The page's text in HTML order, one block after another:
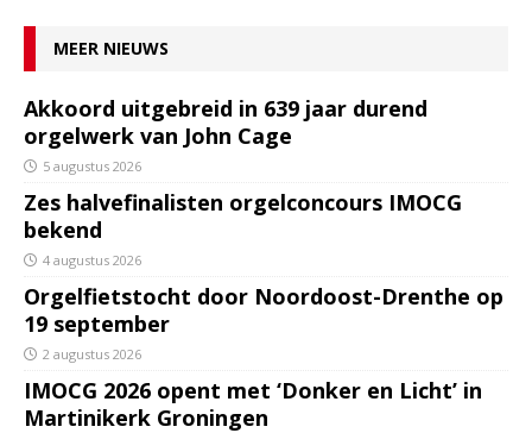
MEER NIEUWS
Akkoord uitgebreid in 639 jaar durend
orgelwerk van John Cage
5 augustus 2026
Zes halvefinalisten orgelconcours IMOCG
bekend
4 augustus 2026
Orgelfietstocht door Noordoost-Drenthe op
19 september
2 augustus 2026
IMOCG 2026 opent met ‘Donker en Licht’ in
Martinikerk Groningen